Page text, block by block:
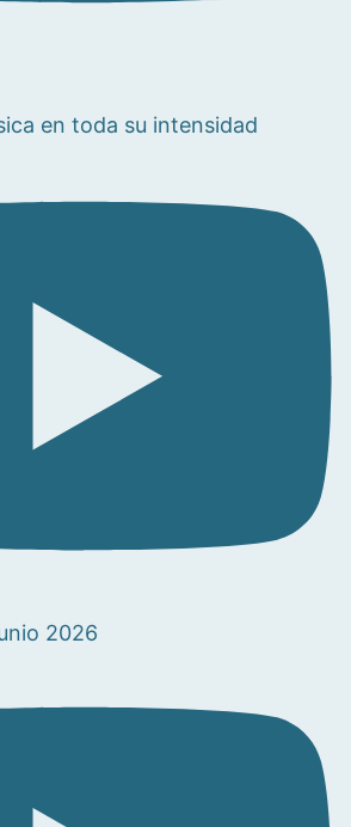
en toda su intensidad
2026